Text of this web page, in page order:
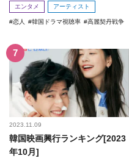
エンタメ アーティスト
恋人 韓国ドラマ視聴率 高麗契丹戦争
2023.11.09
韓国映画興行ランキング[2023
年10月]